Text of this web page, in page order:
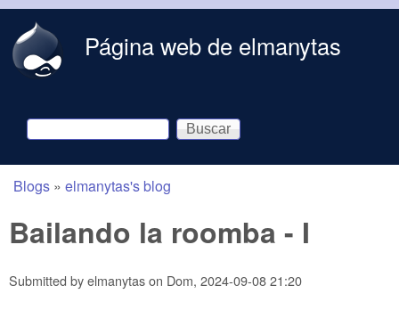
Página web de elmanytas
Formulario de búsqueda
Buscar
You are here
Blogs » elmanytas's blog
Bailando la roomba - I
Submitted byelmanytason Dom, 2024-09-08 21:20